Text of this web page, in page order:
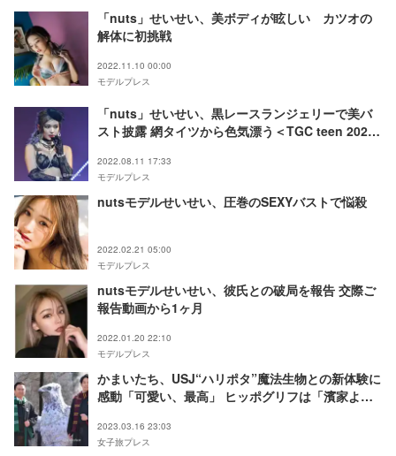
「nuts」せいせい、美ボディが眩しい カツオの
解体に初挑戦
2022.11.10 00:00
モデルプレス
「nuts」せいせい、黒レースランジェリーで美バ
スト披露 網タイツから色気漂う＜TGC teen 2022
2022.08.11 17:33
モデルプレス
nutsモデルせいせい、圧巻のSEXYバストで悩殺
2022.02.21 05:00
モデルプレス
nutsモデルせいせい、彼氏との破局を報告 交際ご
報告動画から1ヶ月
2022.01.20 22:10
モデルプレス
かまいたち、USJ“ハリポタ”魔法生物との新体験に
感動「可愛い、最高」 ヒッポグリフは「濱家より
2023.03.16 23:03
女子旅プレス